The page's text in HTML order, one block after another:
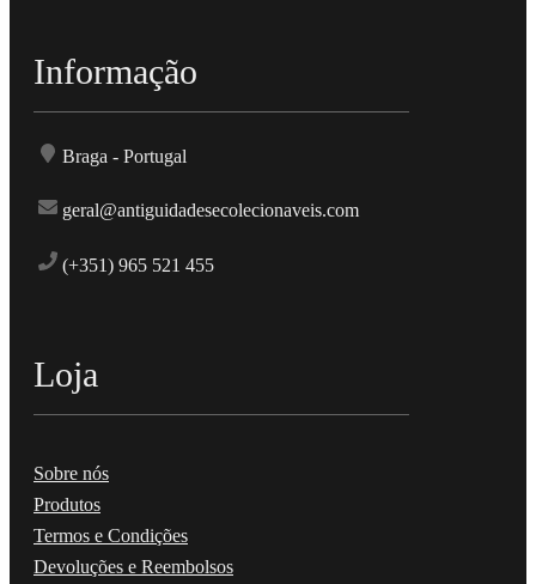
Informação
Braga - Portugal
geral@antiguidadesecolecionaveis.com
(+351) 965 521 455
Loja
Sobre nós
Produtos
Termos e Condições
Devoluções e Reembolsos